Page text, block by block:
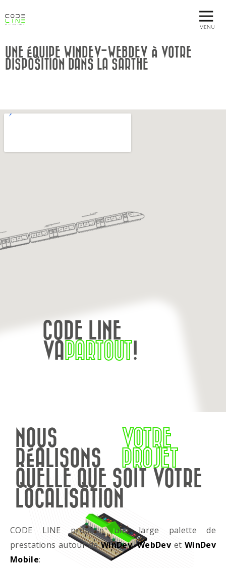
MENU
UNE ÉQUIPE WINDEV-WEBDEV À VOTRE
DISPOSITION DANS LA SARTHE
CODE LINE
VAPARTOUT!
NOUS
RÉALISONS
VOTRE
PROJET
QUELLE QUE SOIT VOTRE
LOCALISATION
CODE LINE propose une large palette de
prestations autour deWinDev,WebDevet WinDev
Mobile: